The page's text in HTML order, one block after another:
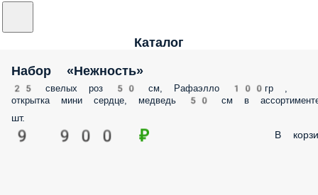
Каталог
Набор «Нежность»
25 свелых роз 50 см, Рафаэлло 100гр ,
открытка мини сердце, медведь 50 см в
шт.
9 900 ₽ В